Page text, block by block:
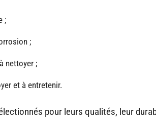
;
;
nettoyer ;
et à entretenir.
pour leurs qualités, leur